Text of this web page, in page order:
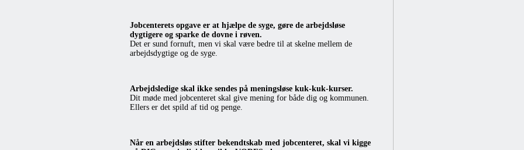
Jobcenterets opgave er at hjælpe de syge, gøre de arbejdsløse
dygtigere og sparke de dovne i røven.
Det er sund fornuft, men vi skal være bedre til at skelne mellem de
arbejdsdygtige og de syge.
Arbejdsledige skal ikke sendes på meningsløse kuk-kuk-kurser.
Dit møde med jobcenteret skal give mening for både dig og kommunen.
Ellers er det spild af tid og penge.
Når en arbejdsløs stifter bekendtskab med jobcenteret, skal vi kigge